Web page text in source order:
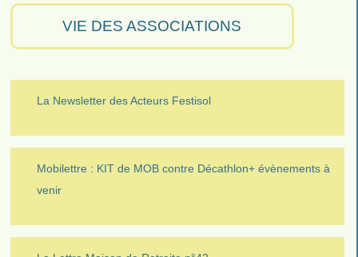
VIE DES ASSOCIATIONS
La Newsletter des Acteurs Festisol
Mobilettre : KIT de MOB contre Décathlon+ évènements à
venir